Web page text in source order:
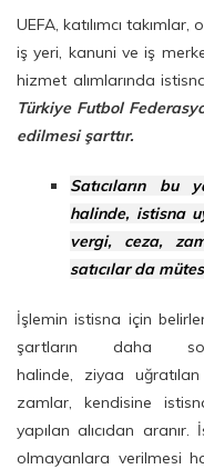
UEFA, katılımcı
iş yeri, kanuni ve iş
hizmet alımlarında
Türkiye Futbol
edilmesi şarttır.
Satıcıların bu
halinde, istisna
vergi, ceza,
satıcılar da
İşlemin istisna için
şartların daha
halinde, ziyaa
zamlar, kendisine
yapılan alıcıdan
olmayanlara verilmesi